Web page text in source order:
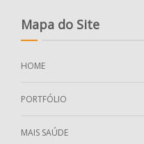
Mapa do Site
HOME
PORTFÓLIO
MAIS SAÚDE